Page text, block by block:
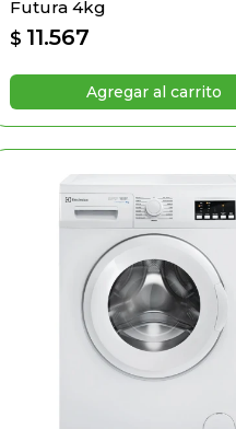
Futura 4kg
$ 11.567